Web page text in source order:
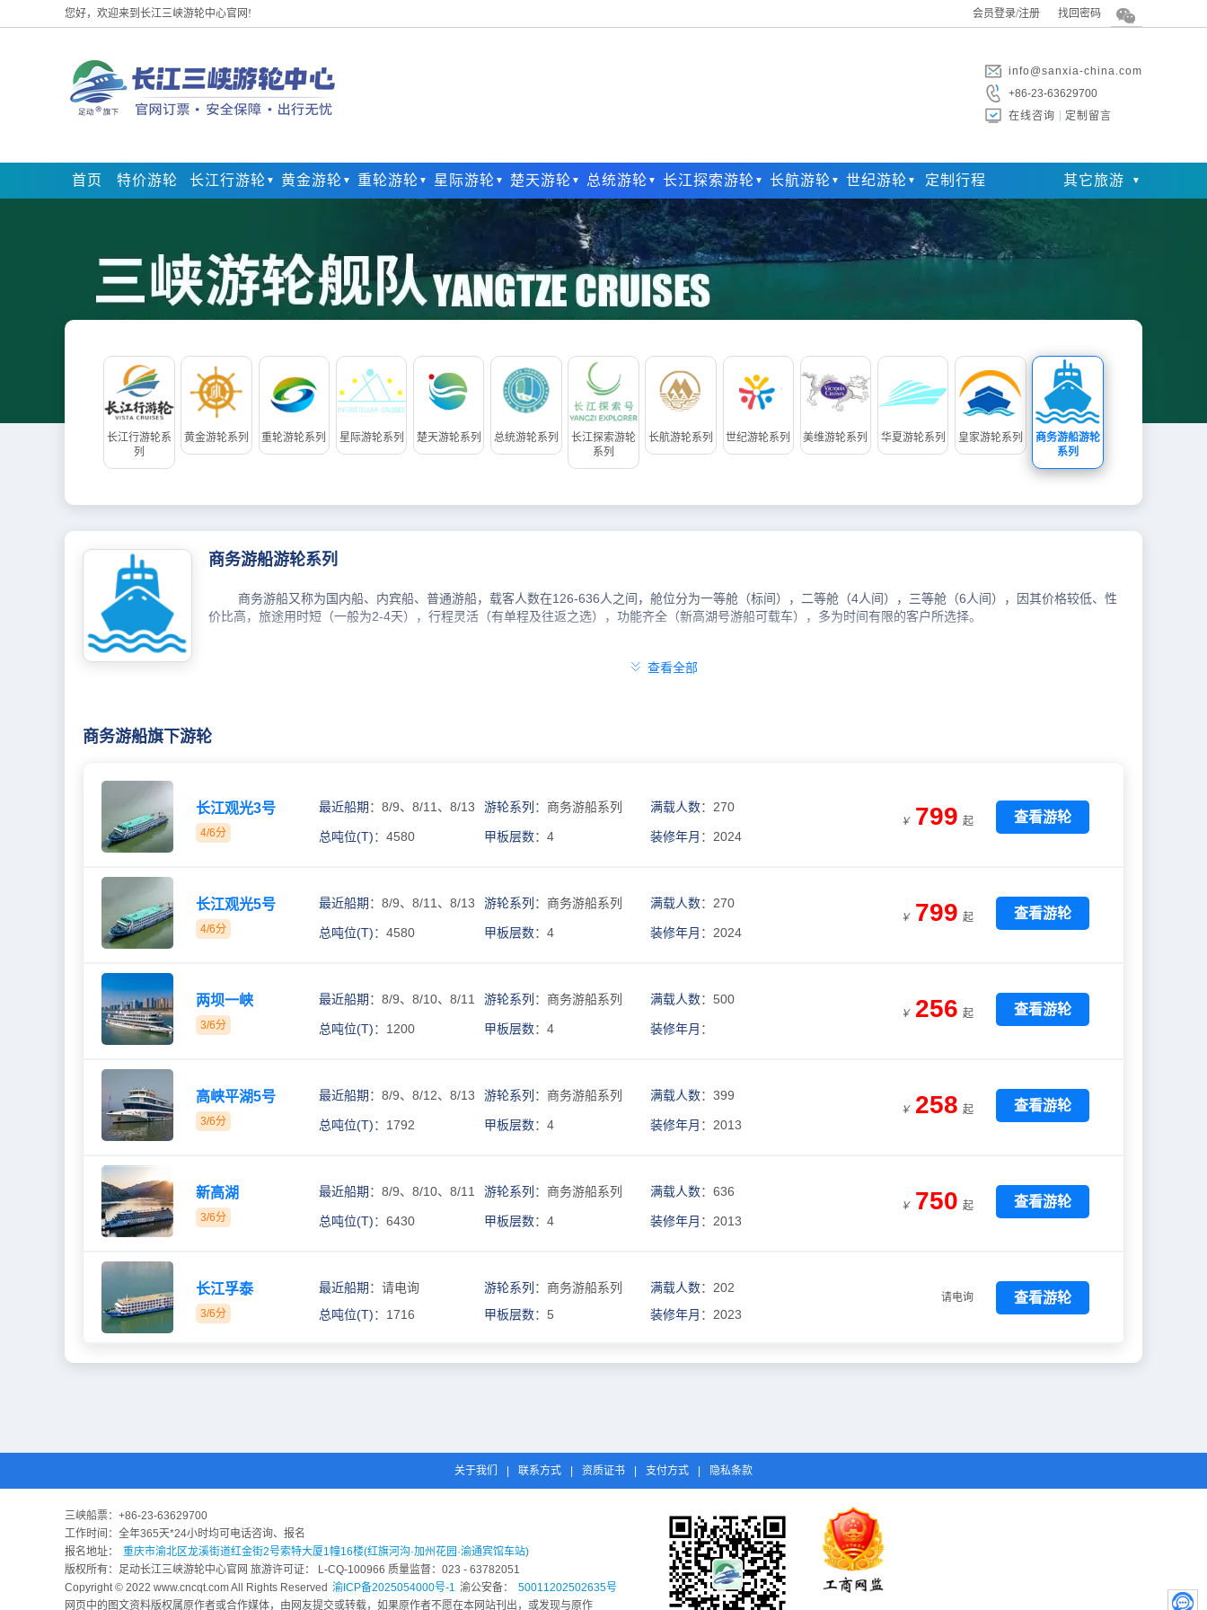
您好，欢迎来到长江三峡游轮中心官网! 会员登录/注册 找回密码
info@sanxia-china.com
+86-23-63629700
在线咨询
定制留言
首页 特价游轮 长江行游轮 黄金游轮 重轮游轮 星际游轮 楚天游轮 总统游轮 长江探索游轮 长航游轮 世纪游轮 定制行程 其它旅游
长江行游轮系
列
黄金游轮系列 重轮游轮系列 星际游轮系列 楚天游轮系列 总统游轮系列
长江探索游轮
系列
长航游轮系列 世纪游轮系列 美维游轮系列 华夏游轮系列 皇家游轮系列
商务游船游轮
系列
商务游船游轮系列
商务游船又称为国内船、内宾船、普通游船，载客人数在126-636人之间，舱位分为一等舱（标间），二等舱（4人间），三等舱（6人间），因其价格较低、性
价比高，旅途用时短（一般为2-4天），行程灵活（有单程及往返之选），功能齐全（新高湖号游船可载车），多为时间有限的客户所选择。
 查看全部
商务游船旗下游轮
长江观光3号
4/6分
最近船期 ：8/9、8/11、8/13 游轮系列 ：商务游船系列 满载人数：270
总吨位(T)：4580 甲板层数：4 装修年月 ：2024
￥ 799 起 查看游轮
长江观光5号
4/6分
最近船期 ：8/9、8/11、8/13 游轮系列 ：商务游船系列 满载人数：270
总吨位(T)：4580 甲板层数：4 装修年月 ：2024
￥ 799 起 查看游轮
两坝一峡
3/6分
最近船期 ：8/9、8/10、8/11 游轮系列 ：商务游船系列 满载人数：500
总吨位(T)：1200 甲板层数：4 装修年月 ：
￥ 256 起 查看游轮
高峡平湖5号
3/6分
最近船期 ：8/9、8/12、8/13 游轮系列 ：商务游船系列 满载人数：399
总吨位(T)：1792 甲板层数：4 装修年月 ：2013
￥ 258 起 查看游轮
新高湖
3/6分
最近船期 ：8/9、8/10、8/11 游轮系列 ：商务游船系列 满载人数：636
总吨位(T)：6430 甲板层数：4 装修年月 ：2013
￥ 750 起 查看游轮
长江孚泰
3/6分
最近船期 ：请电询 游轮系列 ：商务游船系列 满载人数：202
总吨位(T)：1716 甲板层数：5 装修年月 ：2023
请电询 查看游轮
关于我们 联系方式 资质证书 支付方式 隐私条款
三峡船票： +86-23-63629700
工作时间：全年365天*24小时均可电话咨询、报名
报名地址：
重庆市渝北区龙溪街道红金街2号索特大厦1幢16楼(红旗河沟·加州花园·渝通宾馆车站)
版权所有：足动长江三峡游轮中心官网 旅游许可证： L-CQ-100966 质量监督：023 - 63782051
Copyright © 2022 www.cncqt.com All Rights Reserved 渝ICP备2025054000号-1 渝公安备：
50011202502635号
网页中的图文资料版权属原作者或合作媒体，由网友提交或转载，如果原作者不愿在本网站刊出，或发现与原作